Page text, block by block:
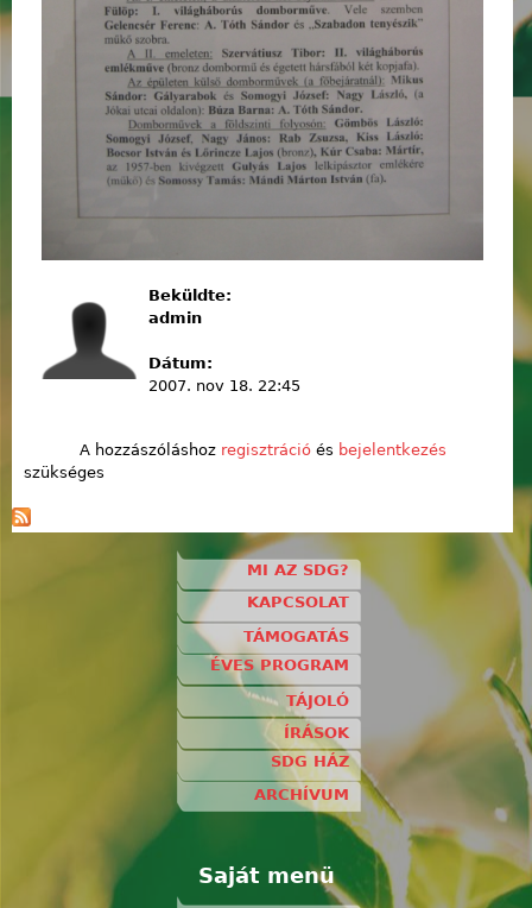
Beküldte:
admin
Dátum:
2007. nov 18. 22:45
A hozzászóláshoz regisztrációés bejelentkezés
szükséges
MI AZ SDG?
KAPCSOLAT
TÁMOGATÁS
ÉVES PROGRAM
TÁJOLÓ
ÍRÁSOK
SDG HÁZ
ARCHÍVUM
Saját menü